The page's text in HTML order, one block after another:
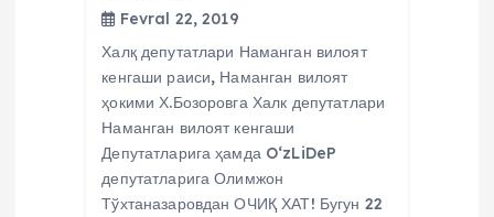
Fevral 22, 2019
Халқ депутатлари Наманган вилоят
кенгаши раиси, Наманган вилоят
ҳокими Х.Бозоровга Халк депутатлари
Наманган вилоят кенгаши
Депутатларига ҳамда O‘zLiDeP
депутатларига Олимжон
Тўхтаназаровдан ОЧИҚ ХАТ! Бугун 22